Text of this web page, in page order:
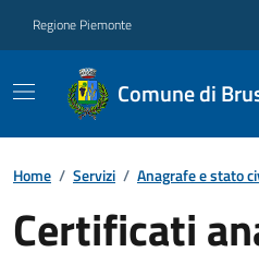
Regione Piemonte
Comune di
Home / Servizi / Anagrafe e stato
Certificati